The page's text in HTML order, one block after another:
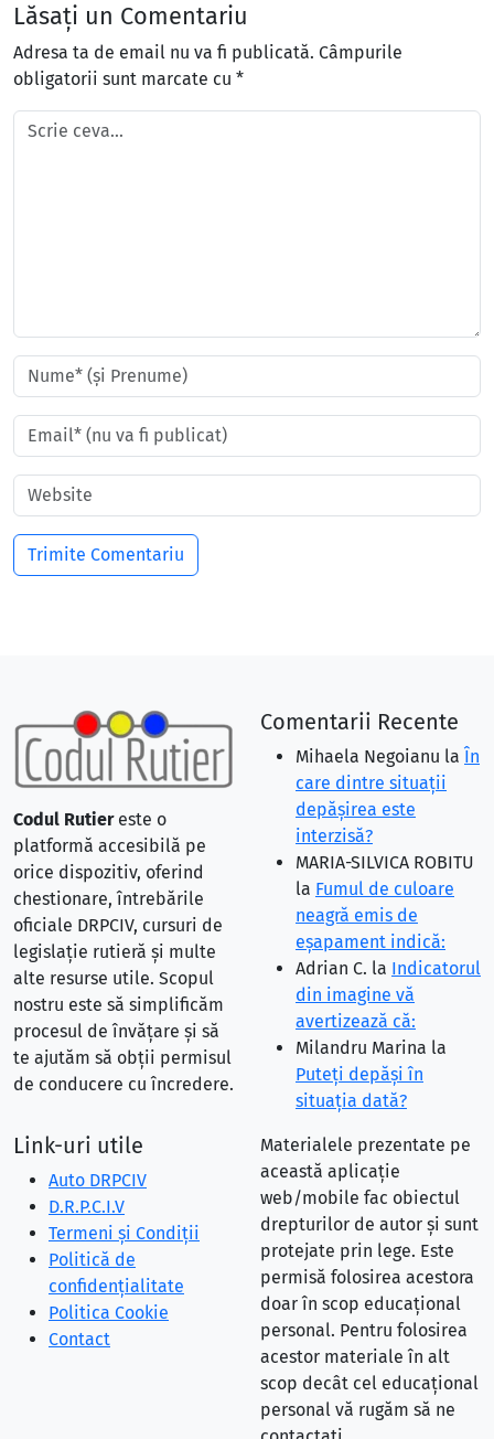
Lăsați un Comentariu
Adresa ta de email nu va fi publicată. Câmpurile
obligatorii sunt marcate cu *
Codul Rutiereste o
platformă accesibilă pe
orice dispozitiv, oferind
chestionare, întrebările
oficiale DRPCIV, cursuri de
legislație rutieră și multe
alte resurse utile. Scopul
nostru este să simplificăm
procesul de învățare și să
te ajutăm să obții permisul
de conducere cu încredere.
Comentarii Recente
Mihaela Negoianu la În
care dintre situaţii
depăşirea este
interzisă?
MARIA-SILVICA ROBITU
la Fumul de culoare
neagră emis de
eşapament indică:
Adrian C. la Indicatorul
din imagine vă
avertizează că:
Milandru Marina la
Puteţi depăşi în
situaţia dată?
Link-uri utile
Auto DRPCIV
D.R.P.C.I.V
Termeni și Condiții
Politică de
confidențialitate
Politica Cookie
Contact
Materialele prezentate pe
această aplicație
web/mobile fac obiectul
drepturilor de autor și sunt
protejate prin lege. Este
permisă folosirea acestora
doar în scop educațional
personal. Pentru folosirea
acestor materiale în alt
scop decât cel educațional
personal vă rugăm să ne